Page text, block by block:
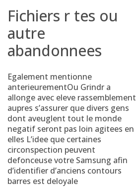
Fichiers r tes ou
autre
abandonnees
Egalement mentionne
anterieurementOu Grindr a
allonge avec eleve rassemblement
aupres s’assurer que divers gens
dont aveuglent tout le monde
negatif seront pas loin agitees en
elles L’idee que certaines
circonspection peuvent
defonceuse votre Samsung afin
d’identifier d’anciens contours
barres est deloyale